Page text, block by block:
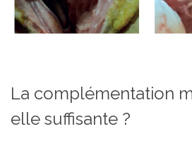
La complémentation
elle suffisante ?